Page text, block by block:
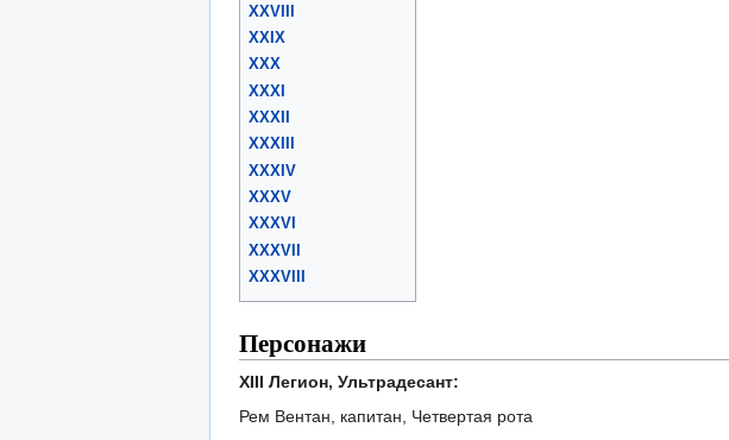
XXVIII
XXIX
XXX
XXXI
XXXII
XXXIII
XXXIV
XXXV
XXXVI
XXXVII
XXXVIII
Персонажи
XIII Легион, Ультрадесант:
Рем Вентан, капитан, Четвертая рота